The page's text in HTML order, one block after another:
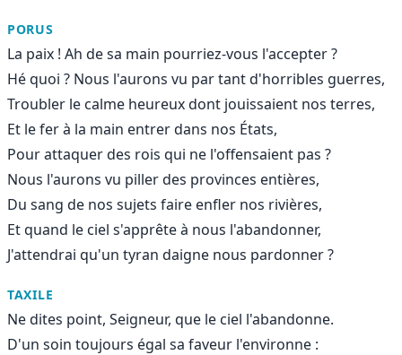
PORUS
La paix ! Ah de sa main pourriez-vous l'accepter ?
Hé quoi ? Nous l'aurons vu par tant d'horribles guerres,
Troubler le calme heureux dont jouissaient nos terres,
Et le fer à la main entrer dans nos États,
Pour attaquer des rois qui ne l'offensaient pas ?
Nous l'aurons vu piller des provinces entières,
Du sang de nos sujets faire enfler nos rivières,
Et quand le ciel s'apprête à nous l'abandonner,
J'attendrai qu'un tyran daigne nous pardonner ?
TAXILE
Ne dites point, Seigneur, que le ciel l'abandonne.
D'un soin toujours égal sa faveur l'environne :